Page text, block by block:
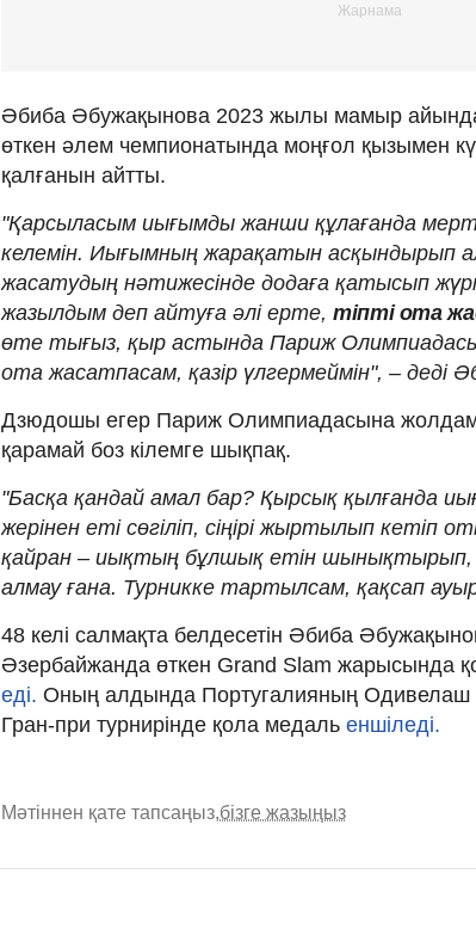
Әбиба Әбужақынова 2023 жылы мамыр
өткен әлем чемпионатында моңғол қызымен
қалғанын айтты.
"Қарсыласым иығымды жанши құлағанда
келемін. Иығымның жарақатын асқындырып
жасатудың нәтижесінде додаға қатысып
жазылдым деп айтуға әлі ерте, тіпті ота
өте тығыз, қыр астында Париж Олимпиадасы
ота жасатпасам, қазір үлгермеймін", – деді
Дзюдошы егер Париж Олимпиадасына
қарамай боз кілемге шықпақ.
"Басқа қандай амал бар? Қырсық қылғанда
жерінен еті сөгіліп, сіңірі жыртылып кетіп
қайран – иықтың бұлшық етін
алмау ғана. Турникке тартылсам, қақсап
48 келі салмақта белдесетін Әбиба
Әзербайжанда өткен Grand Slam жарысында
еді. Оның алдында Португалияның Одивелаш
Гран-при турнирінде қола медаль еншіледі.
Мәтіннен қате тапсаңыз,бізге жазыңыз